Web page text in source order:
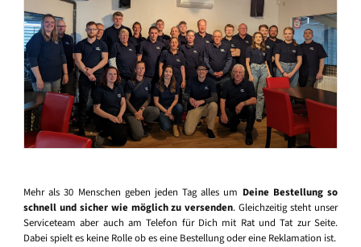
Mehr als 30 Menschen geben jeden Tag alles um Deine Bestellung so
schnell und sicher wie möglich zu versenden. Gleichzeitig steht unser
Serviceteam aber auch am Telefon für Dich mit Rat und Tat zur Seite.
Dabei spielt es keine Rolle ob es eine Bestellung oder eine Reklamation ist.